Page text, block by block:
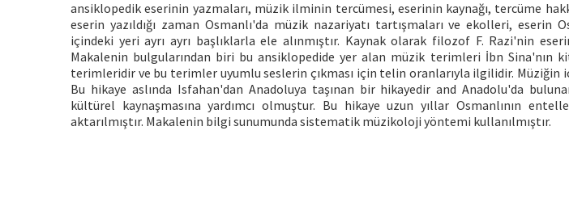
ansiklopedik eserinin yazmaları, müzik ilminin tercümesi, eserinin kaynağı, tercüme
eserin yazıldığı zaman Osmanlı'da müzik nazariyatı tartışmaları ve ekolleri, eserin
içindeki yeri ayrı ayrı başlıklarla ele alınmıştır. Kaynak olarak filozof F. Razi'nin
Makalenin bulgularından biri bu ansiklopedide yer alan müzik terimleri İbn Sina'nın
terimleridir ve bu terimler uyumlu seslerin çıkması için telin oranlarıyla ilgilidir. Müziğin
Bu hikaye aslında Isfahan'dan Anadoluya taşınan bir hikayedir and Anadolu'da
kültürel kaynaşmasına yardımcı olmuştur. Bu hikaye uzun yıllar Osmanlının
aktarılmıştır. Makalenin bilgi sunumunda sistematik müzikoloji yöntemi kullanılmıştır.